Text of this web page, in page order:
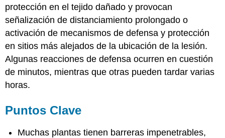
protección en el tejido dañado y provocan
señalización de distanciamiento prolongado o
activación de mecanismos de defensa y protección
en sitios más alejados de la ubicación de la lesión.
Algunas reacciones de defensa ocurren en cuestión
de minutos, mientras que otras pueden tardar varias
horas.
Puntos Clave
Muchas plantas tienen barreras impenetrables,